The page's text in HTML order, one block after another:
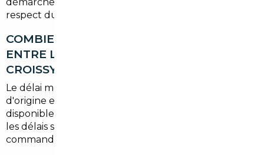
respect du droit français. Aucune zone grise.
COMBIEN DE TEMPS FAUT-IL COMPTER
ENTRE LA COMMANDE ET LA LIVRAISON À
CROISSY-SUR-SEINE ?
Le délai moyen est de
d'origine et le type de véhicule. Pour un modèle
disponible en stock chez un revendeur européen,
les délais sont souvent plus courts qu'une
commande neuve en concession française.